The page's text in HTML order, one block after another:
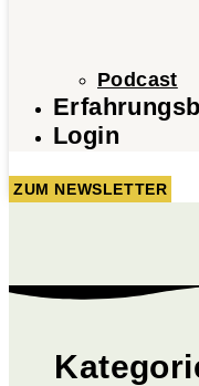
Podcast
Login
ZUM NEWSLETTER